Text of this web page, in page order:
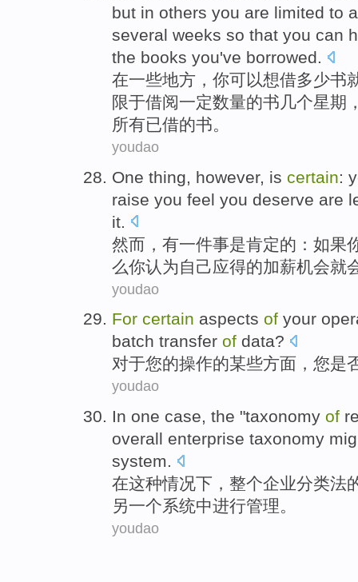
but in others you are limited to
several weeks so that you can
the books you've borrowed.
在一些地方，你可以想借多少书
限于借阅一定数量的书几个星期
所有已借的书。
youdao
One thing however, is certain:
raise you feel you deserve are
it.
然而 ， 有一件事是肯定的： 如果
么你认为 自己应得的加薪机会就
youdao
For certain aspects of your
batch transfer of data?
对于您的操作的某些方面 ， 您是
youdao
In one case, the "taxonomy of
overall enterprise taxonomy
system.
在这种情况下， 整个企业分类法
另一个系统中进行管理。
youdao